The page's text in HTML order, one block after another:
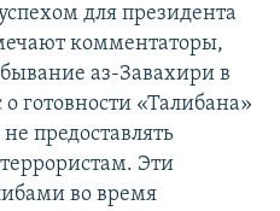
для президента
комментаторы,
аз-Завахири в
готовности «Талибана»
предоставлять
Эти
во время